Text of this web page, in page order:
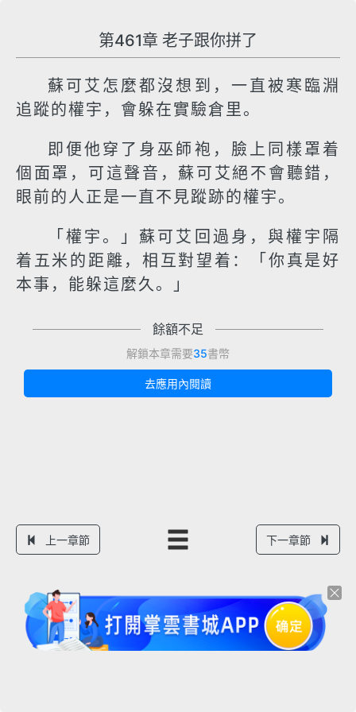
第461章 老子跟你拼了
蘇可艾怎麼都沒想到，一直被寒臨淵
追蹤的權宇，會躲在實驗倉里。
即便他穿了身巫師袍，臉上同樣罩着
個面罩，可這聲音，蘇可艾絕不會聽錯，
眼前的人正是一直不見蹤跡的權宇。
「權宇。」蘇可艾回過身，與權宇隔
着五米的距離，相互對望着：「你真是好
本事，能躲這麼久。」
餘額不足
解鎖本章需要35書幣
去應用內閱讀
上一章節 下一章節